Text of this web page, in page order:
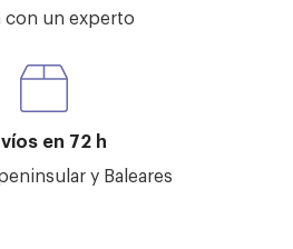
con un experto
en 72 h
y Baleares